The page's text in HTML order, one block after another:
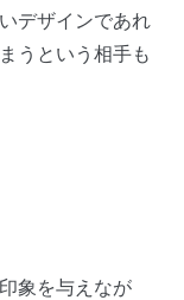
デザインであれ
うという相手も
象を与えなが